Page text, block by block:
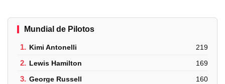
Mundial de Pilotos
1. Kimi Antonelli 219
2. Lewis Hamilton 169
3. George Russell 160